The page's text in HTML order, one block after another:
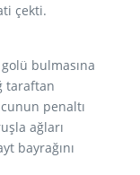
çekti.
bulmasına
taraftan
penaltı
ağları
bayrağını